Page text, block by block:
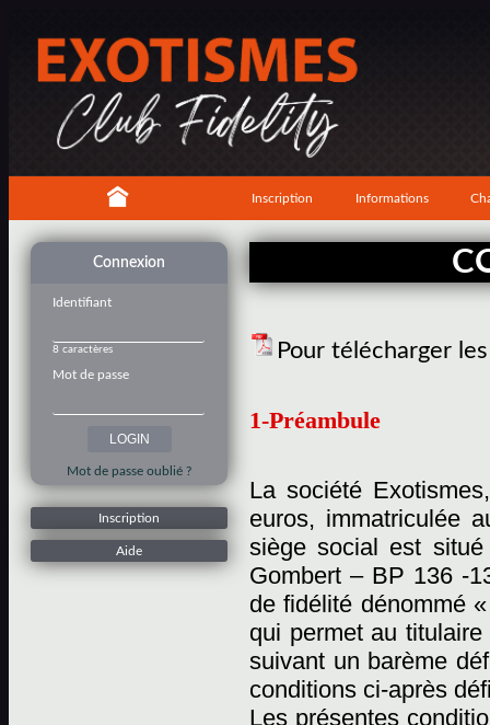
Inscription Informations
Connexion
Identifiant
8 caractères
Mot de passe
Mot de passe oublié ?
Inscription
Aide
Pour télécharger
1-Préambule
La société
euros, immatriculée
siège social est
Gombert – BP 136 -
de fidélité dénommé
qui permet au
suivant un barème
conditions ci-après
Les présentes